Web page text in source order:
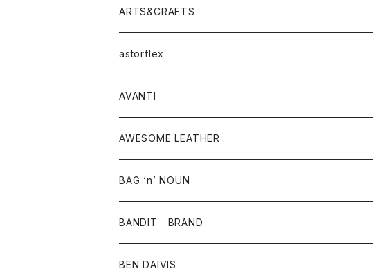
シャツ・ブラウス
パンツ
スカート
ワンピース・オールインワン
バッグ
シューズ
アクセサリー
その他雑貨
アウター
コート
ジャケット
トップス
ベスト
シャツ
ワンピース
ボトム
スカート
パンツ
グッズ
靴
ARTS&CRAFTS
アクセサリー
ウォレット
バッグ
astorflex
グッズ
靴
AVANTI
シャツ
AWESOME LEATHER
アウター
革ジャケット
BAG ‘n’ NOUN
アクセサリー
バッグ
BANDIT BRAND
トップス
BEN DAIVIS